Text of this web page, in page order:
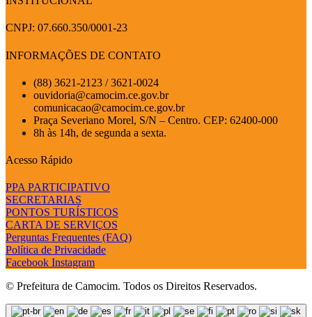
CNPJ: 07.660.350/0001-23
INFORMAÇÕES DE CONTATO
(88) 3621-2123 / 3621-0024
ouvidoria@camocim.ce.gov.br
comunicacao@camocim.ce.gov.br
Praça Severiano Morel, S/N – Centro. CEP: 62400-000
8h às 14h, de segunda a sexta.
Acesso Rápido
PPA PARTICIPATIVO
SECRETARIAS
PONTOS TURÍSTICOS
CARTA DE SERVIÇOS
Perguntas Frequentes (FAQ)
Política de Privacidade
Facebook Instagram
© Prefeitura de Camocim. Todos os Direitos Reservados.